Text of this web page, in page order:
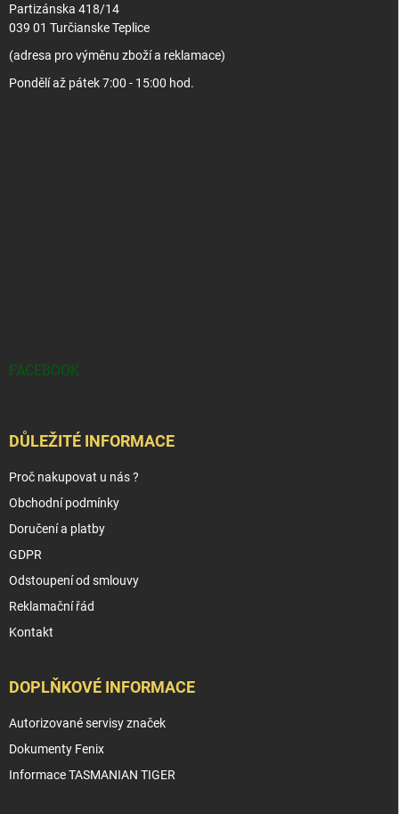
Partizánska 418/14
039 01 Turčianske Teplice
(adresa pro výměnu zboží a reklamace)
Pondělí až pátek 7:00 - 15:00 hod.
FACEBOOK
DŮLEŽITÉ INFORMACE
Proč nakupovat u nás ?
Obchodní podmínky
Doručení a platby
GDPR
Odstoupení od smlouvy
Reklamační řád
Kontakt
DOPLŇKOVÉ INFORMACE
Autorizované servisy značek
Dokumenty Fenix
Informace TASMANIAN TIGER